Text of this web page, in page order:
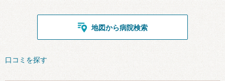
地図から病院検索
口コミを探す